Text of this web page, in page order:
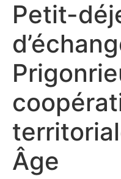
Petit-
Âge